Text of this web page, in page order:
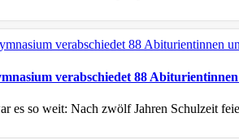
verabschiedet 88
es so weit: Nach zwölf Jahren Schulzeit